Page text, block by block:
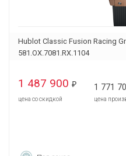
Hublot Classic Fusion Racing
581.OX.7081.RX.1104
1 487 900 ₽
цена со скидкой
1 771
цена